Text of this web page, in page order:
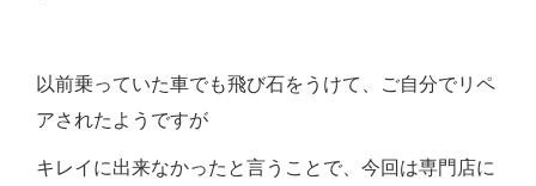
以前乗っていた車でも飛び石をうけて、ご自分でリペ
アされたようですが
キレイに出来なかったと言うことで、今回は専門店に